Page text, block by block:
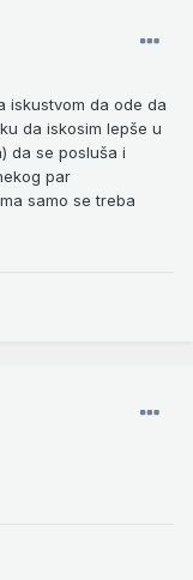
iskustvom da ode da
da iskosim lepše u
da se posluša i
par
samo se treba